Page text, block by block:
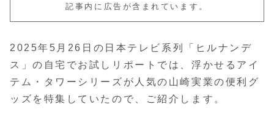
記事内に広告が含まれています。
2025年5月26日の日本テレビ系列「ヒルナンデ
ス」の自宅でお試しリポートでは、浮かせるアイ
テム・タワーシリーズが人気の山崎実業の便利グ
ッズを特集していたので、ご紹介します。